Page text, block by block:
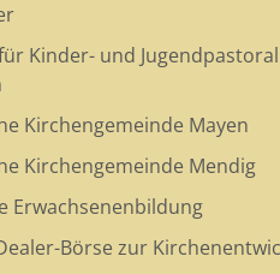
Kinder- und Jugendpastoral
Kirchengemeinde Mayen
Kirchengemeinde Mendig
Erwachsenenbildung
Börse zur